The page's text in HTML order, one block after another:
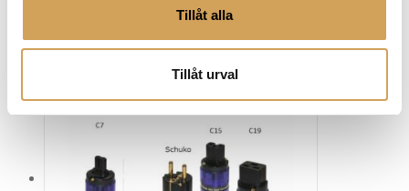
Tillåt alla
Tillåt urval
Relaterade produkter